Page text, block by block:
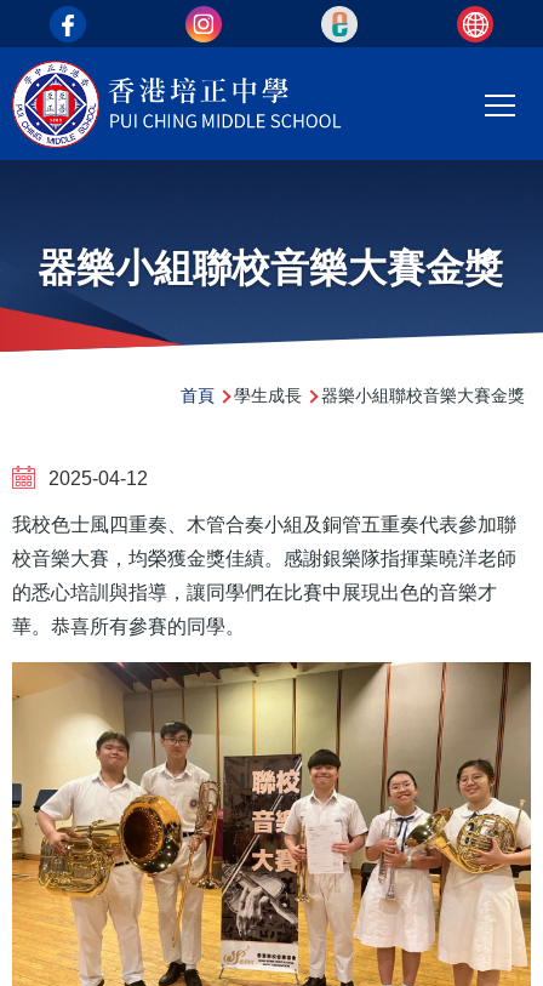
移至主內容
top_area
器樂小組聯校音樂大賽金獎
連
首頁 學生成長 器樂小組聯校音樂大賽金獎
2025-04-12
我校色士風四重奏、木管合奏小組及銅管五重奏代表參加聯
校音樂大賽，均榮獲金獎佳績。感謝銀樂隊指揮葉曉洋老師
的悉心培訓與指導，讓同學們在比賽中展現出色的音樂才
華。恭喜所有參賽的同學。